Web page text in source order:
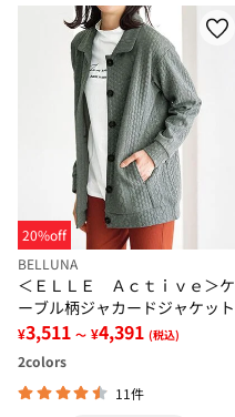
20%off
BELLUNA
＜ＥＬＬＥ Ａｃｔｉｖｅ＞ケ
ーブル柄ジャカードジャケット
¥3,511 ～ ¥4,391 (税込)
2colors
11件